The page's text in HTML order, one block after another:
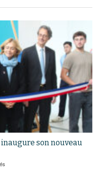
son nouveau